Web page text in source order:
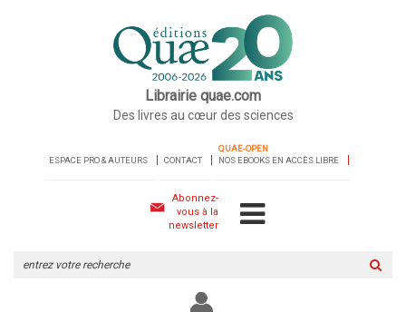
Librairie quae.com
Des livres au cœur des sciences
ESPACE PRO & AUTEURS CONTACT
QUAE-OPEN
NOS EBOOKS EN ACCÈS LIBRE
Abonnez-
vous à la
newsletter
le